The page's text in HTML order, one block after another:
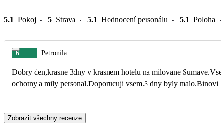
5.1 Pokoj 5 Strava 5.1 Hodnocení personálu 5.1 Poloha
6 Petronila
Dobry den,krasne 3dny v krasnem hotelu na milovane
ochotny a mily personal.Doporucuji vsem.3 dny byly malo.Binovi
Zobrazit všechny recenze